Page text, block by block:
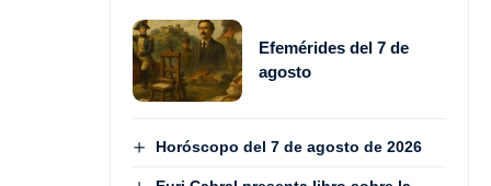
Efemérides del 7 de
agosto
Horóscopo del 7 de agosto de 2026